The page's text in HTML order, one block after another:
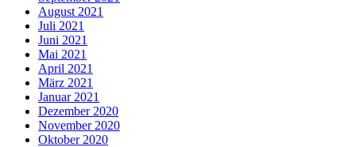
August 2021
Juli 2021
Juni 2021
Mai 2021
April 2021
März 2021
Januar 2021
Dezember 2020
November 2020
Oktober 2020